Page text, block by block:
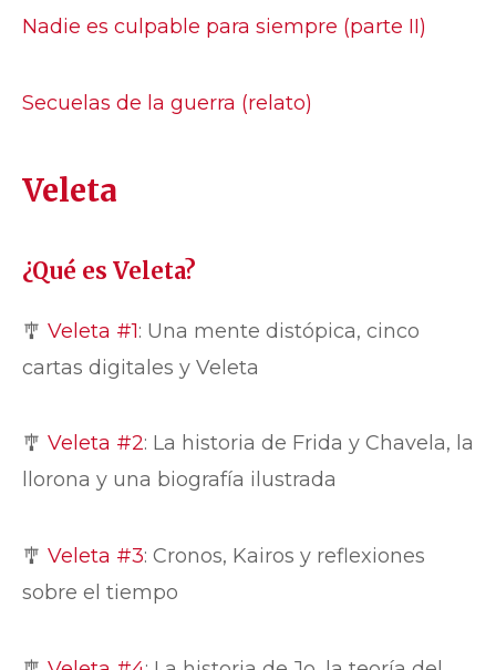
Nadie es culpable para siempre (parte II)
Secuelas de la guerra (relato)
Veleta
¿Qué es Veleta?
🎐 Veleta #1: Una mente distópica, cinco
cartas digitales y Veleta
🎐 Veleta #2: La historia de Frida y Chavela, la
llorona y una biografía ilustrada
🎐 Veleta #3: Cronos, Kairos y reflexiones
sobre el tiempo